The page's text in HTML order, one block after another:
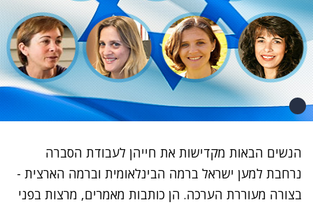
הנשים הבאות מקדישות את חייהן לעבודת הסברה
נרחבת למען ישראל ברמה הבינלאומית וברמה הארצית -
בצורה מעוררת הערכה. הן כותבות מאמרים, מרצות בפני